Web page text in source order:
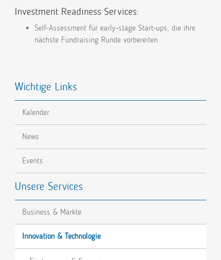
Investment Readiness Services:
Self-Assessment für early-stage Start-ups, die ihre
nächste Fundraising Runde vorbereiten
Wichtige Links
Kalender
News
Events
Unsere Services
Business & Märkte
Innovation & Technologie